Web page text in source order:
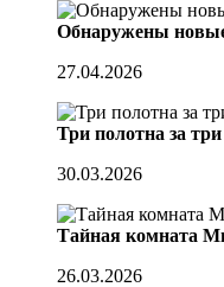
Обнаружены
27.04.2026
Три полотна за
30.03.2026
Тайная комната
26.03.2026